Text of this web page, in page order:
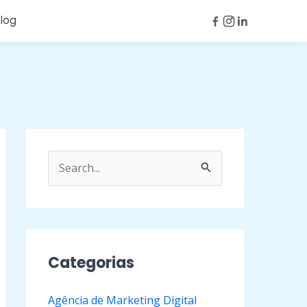
u
s
Categorias
Agência de Marketing Digital